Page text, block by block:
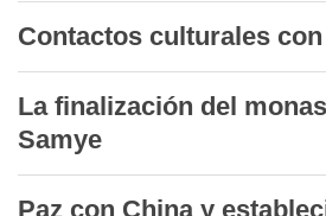
Contactos culturales
La finalización del
Samye
Paz con China y